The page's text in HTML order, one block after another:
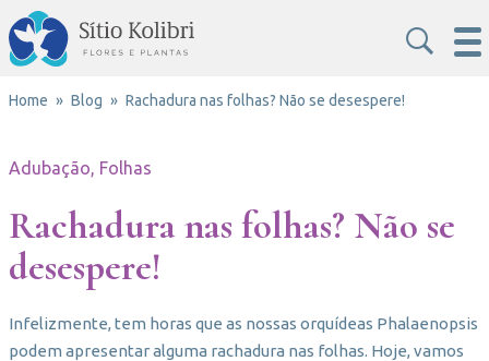
Home Blog Rachadura nas folhas? Não se desespere!
Adubação, Folhas
Rachadura nas folhas? Não se
desespere!
Infelizmente, tem horas que as nossas orquídeas Phalaenopsis
podem apresentar alguma rachadura nas folhas. Hoje, vamos